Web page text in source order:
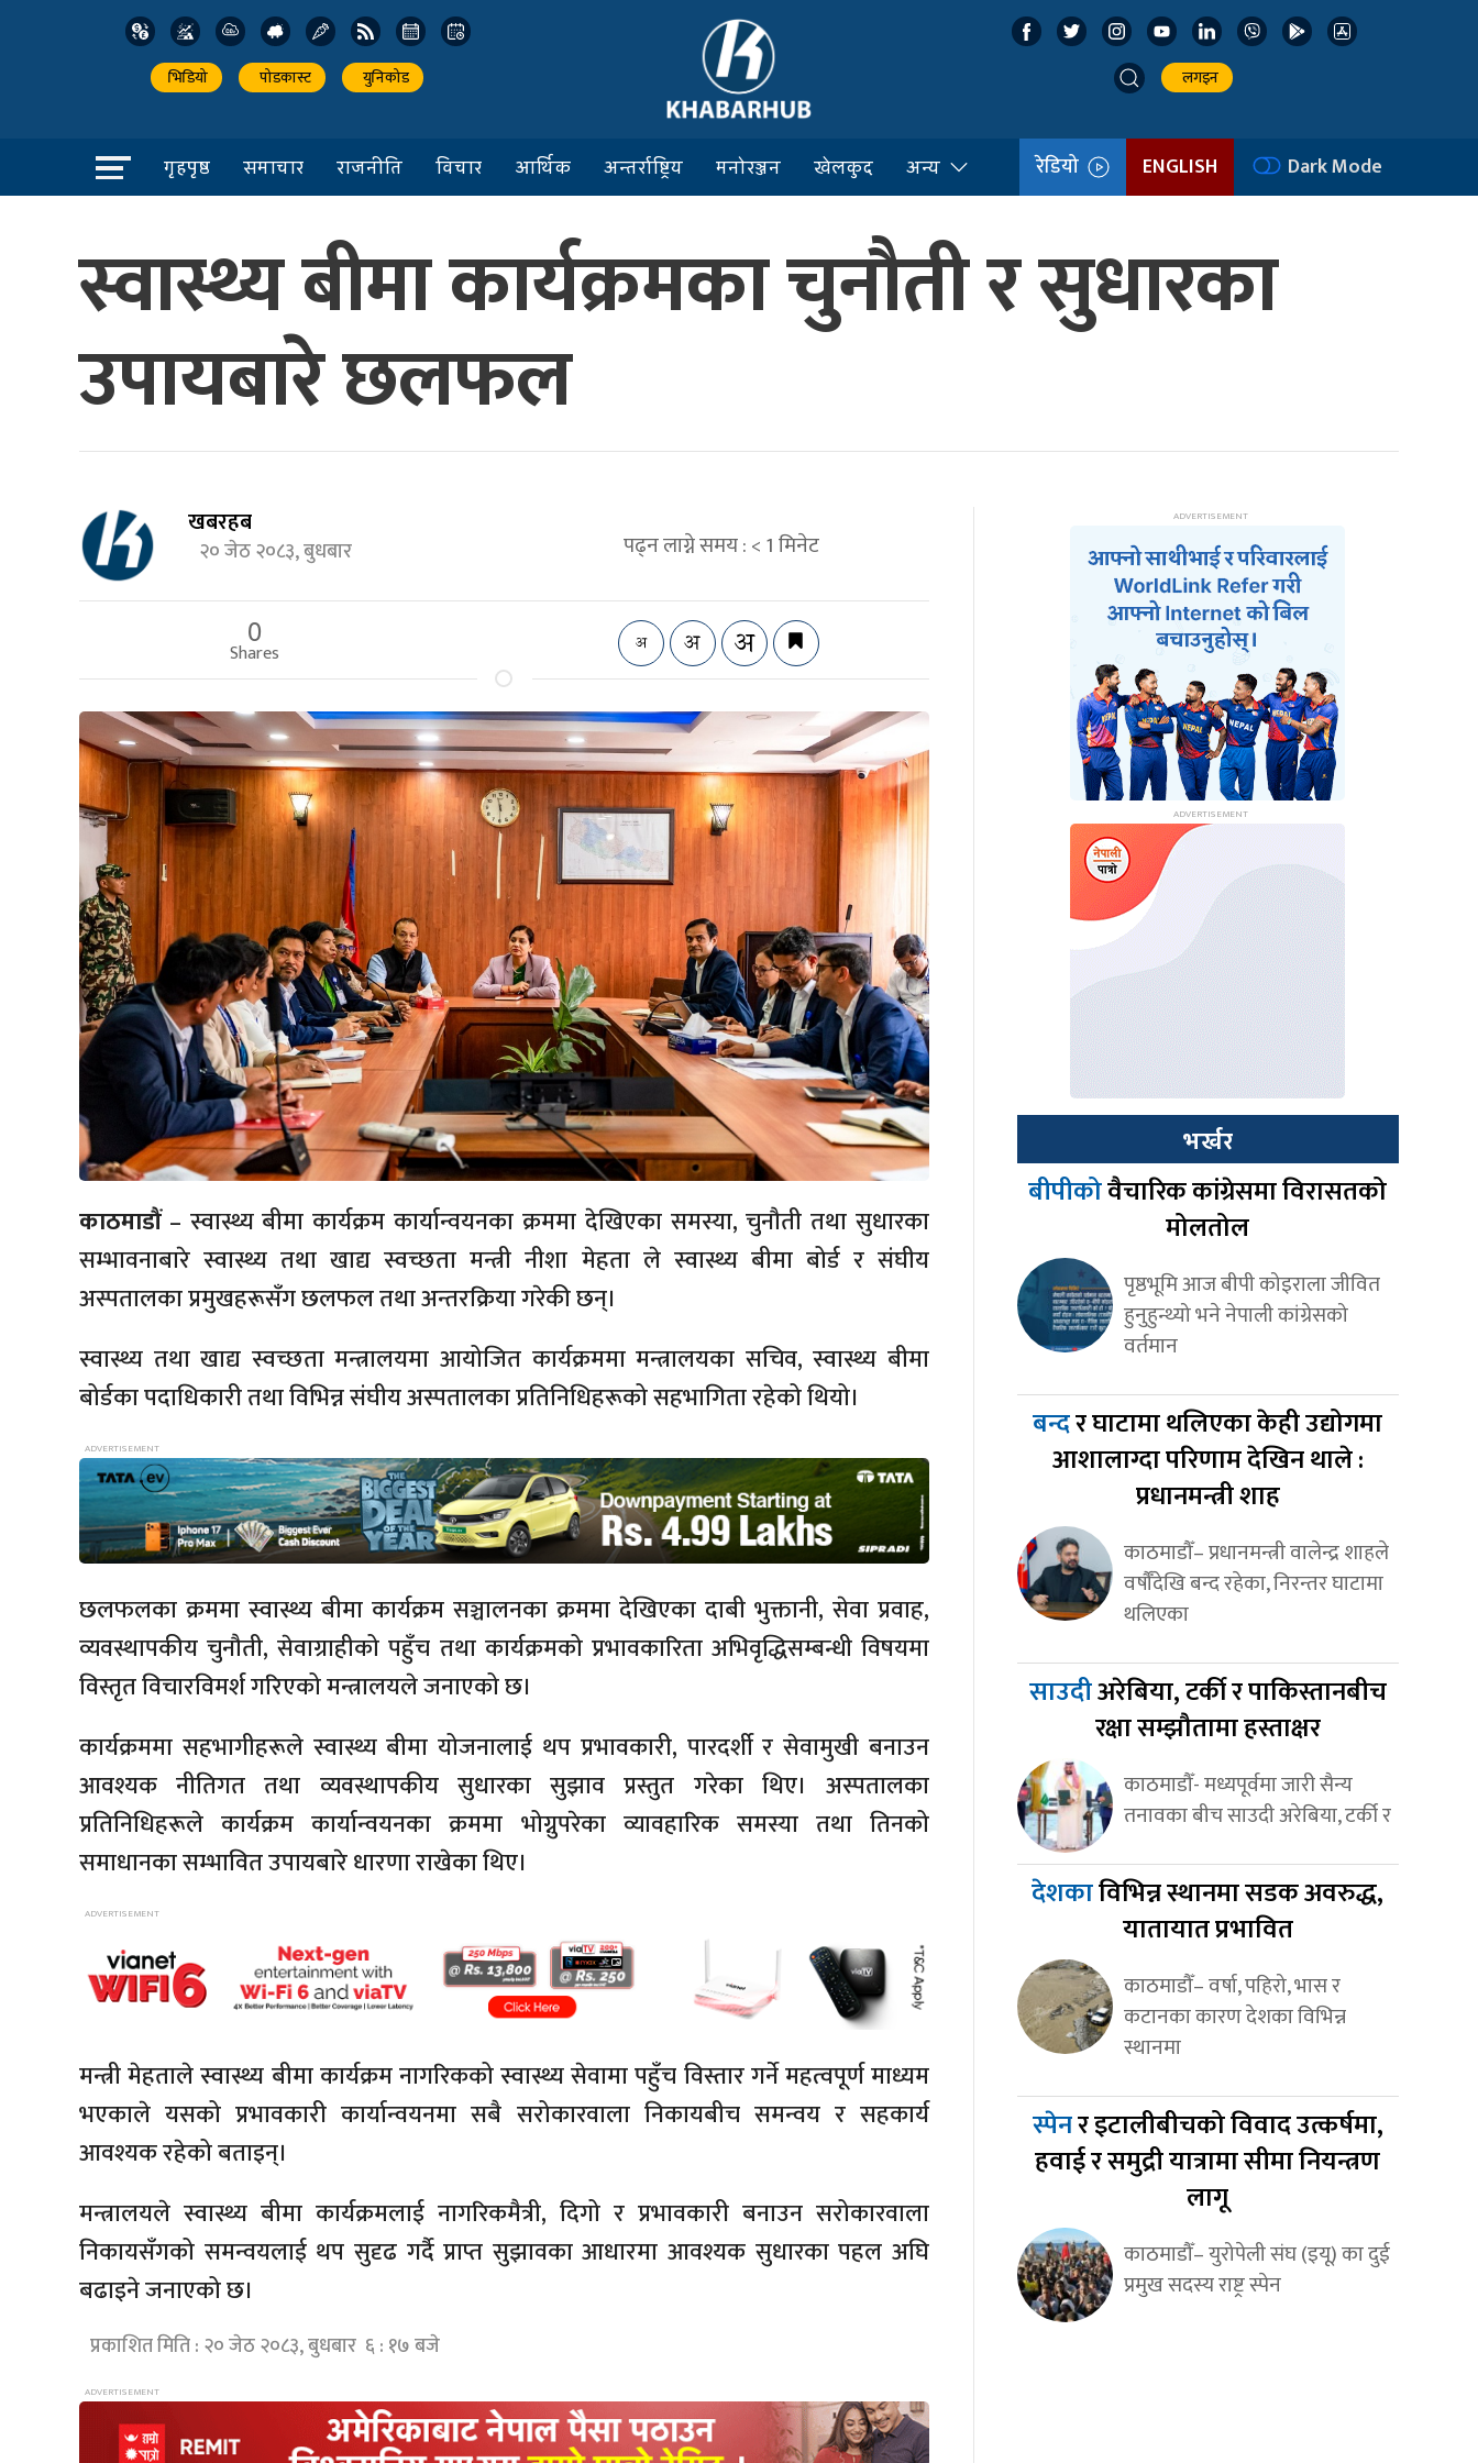
भिडियो पोडकास्ट युनिकोड लगइन
गृहपृष्ठ समाचार राजनीति विचार आर्थिक अन्तर्राष्ट्रिय मनोरञ्जन खेलकुद अन्य रेडियो ENGLISH Dark Mode
स्वास्थ्य बीमा कार्यक्रमका चुनौती र सुधारका
उपायबारे छलफल
खबरहब
२० जेठ २०८३, बुधबार पढ्न लाग्ने समय :< 1मिनेट
0
Shares
काठमाडौं– स्वास्थ्य बीमा कार्यक्रम कार्यान्वयनका क्रममा देखिएका समस्या, चुनौती तथा सुधारका
सम्भावनाबारे स्वास्थ्य तथा खाद्य स्वच्छता मन्त्री नीशा मेहता ले स्वास्थ्य बीमा बोर्ड र संघीय
अस्पतालका प्रमुखहरूसँग छलफल तथा अन्तरक्रिया गरेकी छन्।
स्वास्थ्य तथा खाद्य स्वच्छता मन्त्रालयमा आयोजित कार्यक्रममा मन्त्रालयका सचिव, स्वास्थ्य बीमा
बोर्डका पदाधिकारी तथा विभिन्न संघीय अस्पतालका प्रतिनिधिहरूको सहभागिता रहेको थियो।
छलफलका क्रममा स्वास्थ्य बीमा कार्यक्रम सञ्चालनका क्रममा देखिएका दाबी भुक्तानी, सेवा प्रवाह,
व्यवस्थापकीय चुनौती, सेवाग्राहीको पहुँच तथा कार्यक्रमको प्रभावकारिता अभिवृद्धिसम्बन्धी विषयमा
विस्तृत विचारविमर्श गरिएको मन्त्रालयले जनाएको छ।
कार्यक्रममा सहभागीहरूले स्वास्थ्य बीमा योजनालाई थप प्रभावकारी, पारदर्शी र सेवामुखी बनाउन
आवश्यक नीतिगत तथा व्यवस्थापकीय सुधारका सुझाव प्रस्तुत गरेका थिए। अस्पतालका
प्रतिनिधिहरूले कार्यक्रम कार्यान्वयनका क्रममा भोग्नुपरेका व्यावहारिक समस्या तथा तिनको
समाधानका सम्भावित उपायबारे धारणा राखेका थिए।
मन्त्री मेहताले स्वास्थ्य बीमा कार्यक्रम नागरिकको स्वास्थ्य सेवामा पहुँच विस्तार गर्ने महत्वपूर्ण माध्यम
भएकाले यसको प्रभावकारी कार्यान्वयनमा सबै सरोकारवाला निकायबीच समन्वय र सहकार्य
आवश्यक रहेको बताइन्।
मन्त्रालयले स्वास्थ्य बीमा कार्यक्रमलाई नागरिकमैत्री, दिगो र प्रभावकारी बनाउन सरोकारवाला
निकायसँगको समन्वयलाई थप सुदृढ गर्दै प्राप्त सुझावका आधारमा आवश्यक सुधारका पहल अघि
बढाइने जनाएको छ।
प्रकाशित मिति : २० जेठ २०८३, बुधबार ६ : १७ बजे
भर्खर
बीपीकोवैचारिक कांग्रेसमा विरासतको
मोलतोल
पृष्ठभूमि आज बीपी कोइराला जीवित
हुनुहुन्थ्यो भने नेपाली कांग्रेसको
वर्तमान
बन्दर घाटामा थलिएका केही उद्योगमा
आशालाग्दा परिणाम देखिन थाले :
प्रधानमन्त्री शाह
काठमाडौँ– प्रधानमन्त्री वालेन्द्र शाहले
वर्षौँदेखि बन्द रहेका, निरन्तर घाटामा
थलिएका
साउदीअरेबिया, टर्की र पाकिस्तानबीच
रक्षा सम्झौतामा हस्ताक्षर
काठमाडौँ- मध्यपूर्वमा जारी सैन्य
तनावका बीच साउदी अरेबिया, टर्की र
देशकाविभिन्न स्थानमा सडक अवरुद्ध,
यातायात प्रभावित
काठमाडौँ– वर्षा, पहिरो, भास र
कटानका कारण देशका विभिन्न
स्थानमा
स्पेनर इटालीबीचको विवाद उत्कर्षमा,
हवाई र समुद्री यात्रामा सीमा नियन्त्रण
लागू
काठमाडौँ– युरोपेली संघ (इयू) का दुई
प्रमुख सदस्य राष्ट्र स्पेन